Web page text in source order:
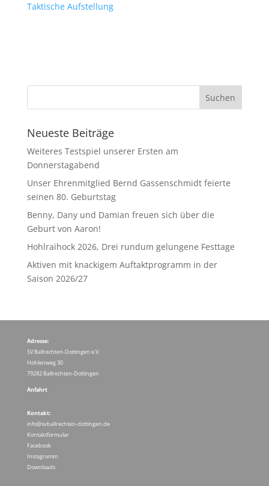
Taktische Aufstellung
Neueste Beiträge
Weiteres Testspiel unserer Ersten am
Donnerstagabend
Unser Ehrenmitglied Bernd Gassenschmidt feierte
seinen 80. Geburtstag
Benny, Dany und Damian freuen sich über die
Geburt von Aaron!
Hohlraihock 2026, Drei rundum gelungene Festtage
Aktiven mit knackigem Auftaktprogramm in der
Saison 2026/27
Adresse:
SV Ballrechten-Dottingen e.V.
Hohlenweg 30
79282 Ballrechten-Dottingen
Anfahrt
Kontakt:
info@svballrechten-dottingen.de
Kontaktformular
Facebook
Instagramm
Downloads